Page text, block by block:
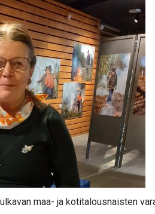
maa- ja kotitalousnaisten